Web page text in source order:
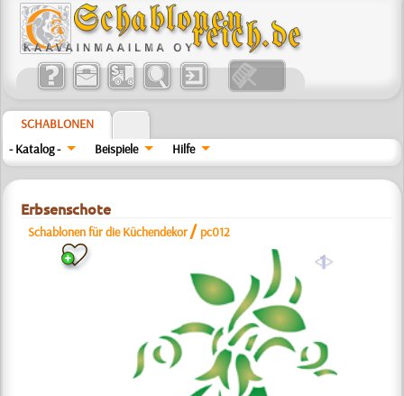
SCHABLONEN
- Katalog -
Beispiele Hilfe
Erbsenschote
Schablonen für die Küchendekor / pc012
a